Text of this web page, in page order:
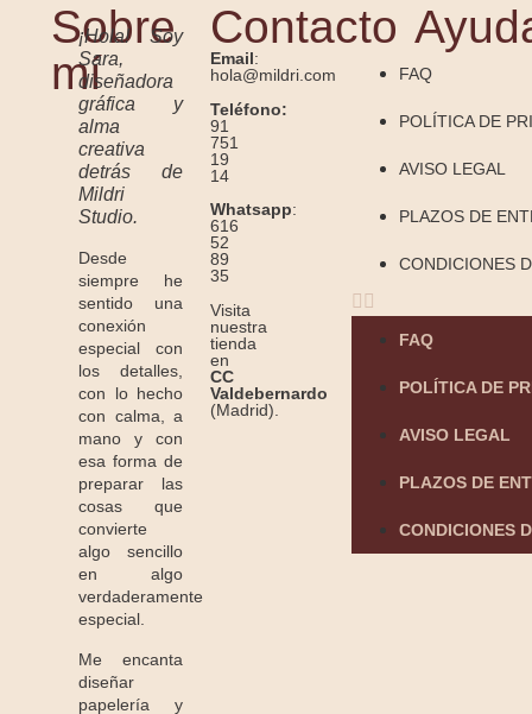
Sobre
mí
¡Hola! Soy
Sara,
diseñadora
gráfica y
alma
creativa
detrás de
Mildri
Studio.
Desde
siempre he
sentido una
conexión
especial con
los detalles,
con lo hecho
con calma, a
mano y con
esa forma de
preparar las
cosas que
convierte
algo sencillo
en algo
verdaderamente
especial.
Me encanta
diseñar
papelería y
Contacto
Email:
hola@mildri.com
Teléfono:
91
751
19
14
Whatsapp:
616
52
89
35
Visita
nuestra
tienda
en
CC
Valdebernardo
(Madrid).
FAQ
POLÍTICA DE
AVISO LEGAL
PLAZOS DE
CONDICIONES
FAQ
POLÍTICA DE
AVISO LEGAL
PLAZOS DE
CONDICIONES